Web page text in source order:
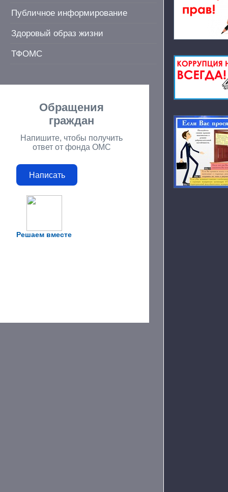
Публичное информирование
Здоровый образ жизни
ТФОМС
Решаем вместе
Обращения
граждан
Напишите, чтобы получить
ответ от фонда ОМС
Написать